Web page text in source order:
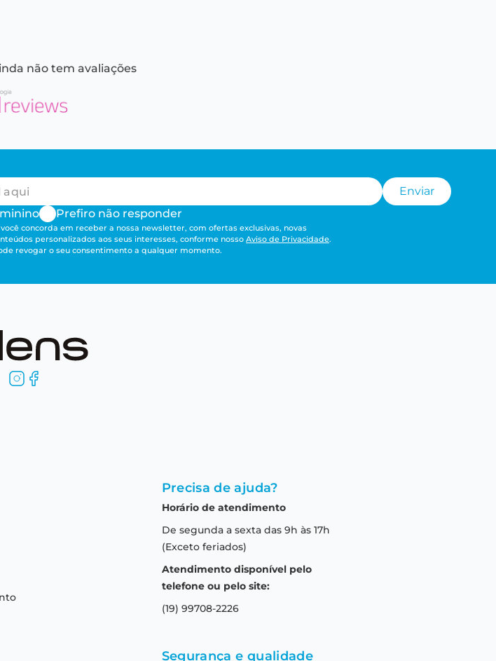
não tem avaliações
Enviar
Prefiro não responder
concorda em receber a nossa newsletter, com ofertas exclusivas, novas
personalizados aos seus interesses, conforme nosso Aviso de Privacidade.
revogar o seu consentimento a qualquer momento.
Precisa de ajuda?
Horário de atendimento
De segunda a sexta das 9h às 17h
(Exceto feriados)
Atendimento disponível pelo
telefone ou pelo site:
(19) 99708-2226
Segurança e qualidade